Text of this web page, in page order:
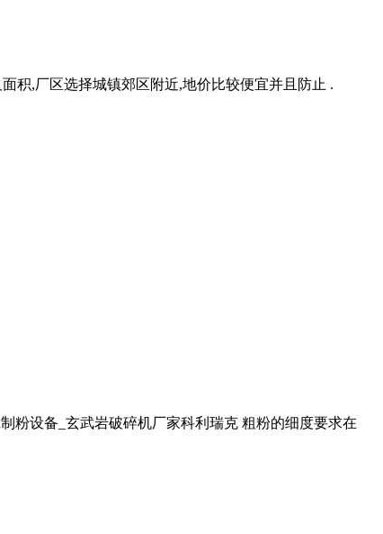
积,厂区选择城镇郊区附近,地价比较便宜并且防止 .
粉设备_玄武岩破碎机厂家科利瑞克 粗粉的细度要求在